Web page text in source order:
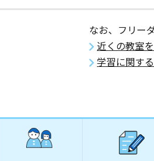
なお、フリー
近くの教室
学習に関す